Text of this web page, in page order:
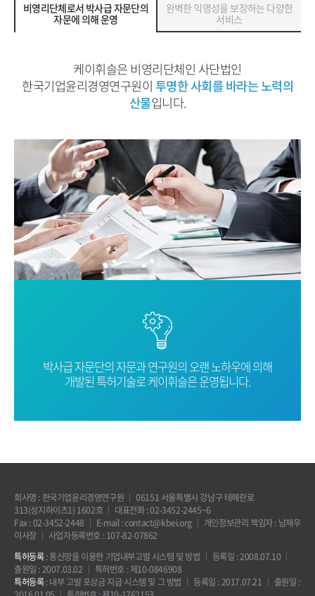
비영리단체로서 박사급 자문단의
자문에 의해 운영
완벽한 익명성을 보장하는 다양한
서비스
케이휘슬은 비영리단체인 사단법인
한국기업윤리경영연구원이투명한 사회를 바라는 노력의
산물입니다.
박사급 자문단의 자문과 연구원의 오랜노하우에 의해
개발된 특허기술로케이휘슬은 운영됩니다.
회사명 : 한국기업윤리경영연구원
06151 서울특별시 강남구 테헤란로
313(성지하이츠1) 1602호
대표전화 : 02-3452-2445~6
Fax : 02-3452-2448
E-mail : contact@kbei.org
개인정보관리 책임자 : 남재우
이사장
사업자등록번호 : 107-82-07862
특허등록: 통신망을 이용한 기업내부고발 시스템 및 방법
등록일 : 2008.07.10
출원일 : 2007.03.02
특허번호 : 제10-0846908
특허등록: 내부 고발 포상금 지급 시스템 및 그 방법 등록일 : 2017.07.21
출원일 :